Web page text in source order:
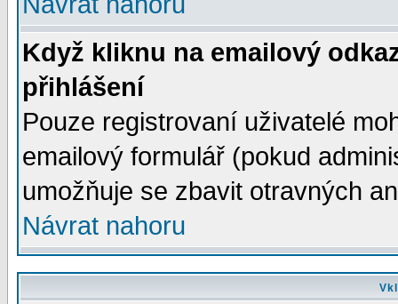
Když kliknu na emailový
přihlášení
Pouze registrovaní uživatelé
emailový formulář (pokud
umožňuje se zbavit otravných
Návrat nahoru